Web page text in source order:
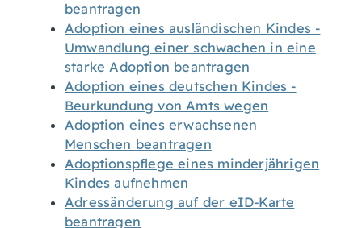
beantragen
Adoption eines ausländischen Kindes -
Umwandlung einer schwachen in eine
starke Adoption beantragen
Adoption eines deutschen Kindes -
Beurkundung von Amts wegen
Adoption eines erwachsenen
Menschen beantragen
Adoptionspflege eines minderjährigen
Kindes aufnehmen
Adressänderung auf der eID-Karte
beantragen